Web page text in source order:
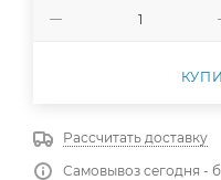
Рассчитать доставку
Самовывоз сегодня -